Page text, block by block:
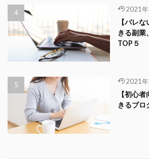
2021
【バレ
きる副業
TOP５
2021
【初心
きるブロ